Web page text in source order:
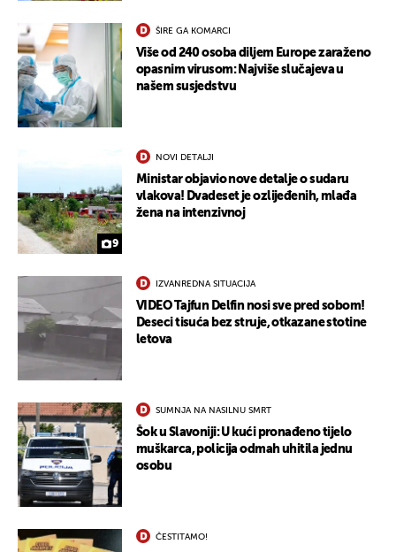
ŠIRE GA KOMARCI
Više od 240 osoba diljem Europe zaraženo
opasnim virusom: Najviše slučajeva u
našem susjedstvu
9
NOVI DETALJI
Ministar objavio nove detalje o sudaru
vlakova! Dvadeset je ozlijeđenih, mlađa
žena na intenzivnoj
IZVANREDNA SITUACIJA
VIDEO Tajfun Delfin nosi sve pred sobom!
Deseci tisuća bez struje, otkazane stotine
letova
SUMNJA NA NASILNU SMRT
Šok u Slavoniji: U kući pronađeno tijelo
muškarca, policija odmah uhitila jednu
osobu
ČESTITAMO!
UKLJUČITE NOTIFIKACIJE